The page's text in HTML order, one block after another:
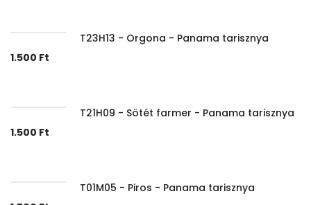
T23H13 - Orgona - Panama tarisznya
1.500 Ft
T21H09 - Sötét farmer - Panama tarisznya
1.500 Ft
T01M05 - Piros - Panama tarisznya